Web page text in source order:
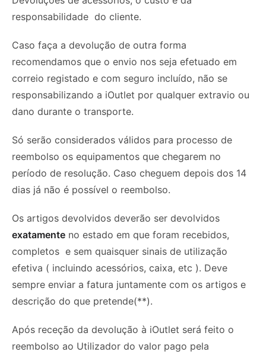
responsabilidade do cliente.
Caso faça a devolução de outra forma
recomendamos que o envio nos seja efetuado em
correio registado e com seguro incluído, não se
responsabilizando a iOutlet por qualquer extravio ou
dano durante o transporte.
Só serão considerados válidos para processo de
reembolso os equipamentos que chegarem no
período de resolução. Caso cheguem depois dos 14
dias já não é possível o reembolso.
Os artigos devolvidos deverão ser devolvidos
exatamente no estado em que foram recebidos,
completos e sem quaisquer sinais de utilização
efetiva ( incluindo acessórios, caixa, etc ). Deve
sempre enviar a fatura juntamente com os artigos e
descrição do que pretende(**).
Após receção da devolução à iOutlet será feito o
reembolso ao Utilizador do valor pago pela